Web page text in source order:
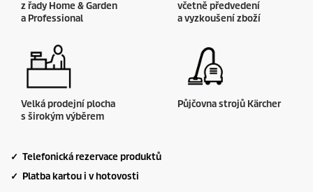
z řady Home & Garden
a Professional
včetně předvedení
a vyzkoušení zboží
Velká prodejní plocha
s širokým výběrem
Půjčovna strojů Kärcher
✓ Telefonická rezervace produktů
✓ Platba kartou i v hotovosti